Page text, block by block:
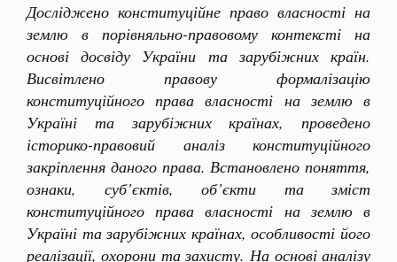
Досліджено конституційне право власності на
землю в порівняльно-правовому контексті на
основі досвіду України та зарубіжних країн.
Висвітлено правову формалізацію
конституційного права власності на землю в
Україні та зарубіжних країнах, проведено
історико-правовий аналіз конституційного
закріплення даного права. Встановлено поняття,
ознаки, суб’єктів, об’єкти та зміст
конституційного права власності на землю в
Україні та зарубіжних країнах, особливості його
реалізації, охорони та захисту. На основі аналізу